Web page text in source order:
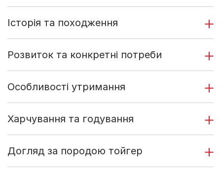
Історія та походження
Розвиток та конкретні потреби
Особливості утримання
Харчування та годування
Догляд за породою тойгер